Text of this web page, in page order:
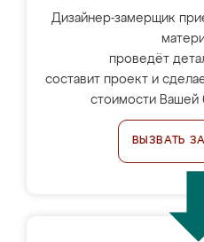
Дизайнер-замерщик
проведёт
составит проект и
стоимости Вашей
ВЫЗВАТЬ